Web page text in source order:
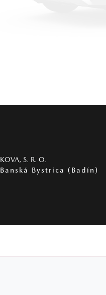
KOVA, S. R. O.
Banská Bystrica (Badín)